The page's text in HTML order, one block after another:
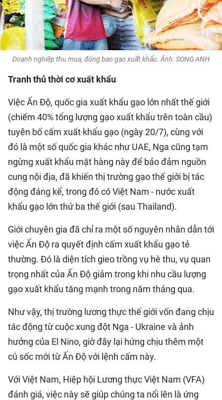
DU LỊCH
HỒ SƠ - TƯ LIỆU
NHÂN DÂN ĐIỆN TỬ
NHÂN DÂN HẰNG THÁNG
NHÂN DÂN CUỐI TUẦN
Doanh nghiệp thu mua, đóng bao gạo xuất khẩu. Ảnh: SONG ANH
Tranh thủ thời cơ xuất khẩu
Việc Ấn Độ, quốc gia xuất khẩu gạo lớn nhất thế giới
(chiếm 40% tổng lượng gạo xuất khẩu trên toàn cầu)
tuyên bố cấm xuất khẩu gạo (ngày 20/7), cùng với
đó là một số quốc gia khác như UAE, Nga cũng tạm
ngừng xuất khẩu mặt hàng này để bảo đảm nguồn
cung nội địa, đã khiến thị trường gạo thế giới bị tác
động đáng kể, trong đó có Việt Nam - nước xuất
khẩu gạo lớn thứ ba thế giới (sau Thailand).
Giới chuyên gia đã chỉ ra một số nguyên nhân dẫn tới
việc Ấn Độ ra quyết định cấm xuất khẩu gạo tẻ
thường. Đó là diện tích gieo trồng vụ hè thu, vụ quan
trọng nhất của Ấn Độ giảm trong khi nhu cầu lượng
gạo xuất khẩu tăng mạnh trong năm tháng qua.
Như vậy, thị trường lương thực thế giới vốn đang chịu
tác động từ cuộc xung đột Nga - Ukraine và ảnh
hưởng của El Nino, giờ đây lại hứng chịu thêm một
cú sốc mới từ Ấn Độ với lệnh cấm này.
Với Việt Nam, Hiệp hội Lương thực Việt Nam (VFA)
đánh giá, việc này sẽ giúp chúng ta nổi lên là ứng